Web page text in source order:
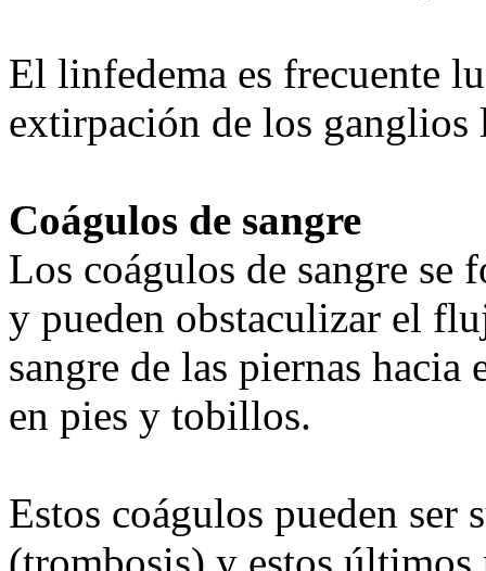
El linfedema es frecuente
extirpación de los ganglios
Coágulos de sangre
Los coágulos de sangre se
y pueden obstaculizar el
sangre de las piernas
en pies y tobillos.
Estos coágulos pueden
(trombosis) y estos últimos